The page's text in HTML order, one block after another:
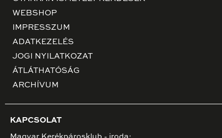
WEBSHOP
IMPRESSZUM
ADATKEZELÉS
JOGI NYILATKOZAT
ÁTLÁTHATÓSÁG
ARCHÍVUM
KAPCSOLAT